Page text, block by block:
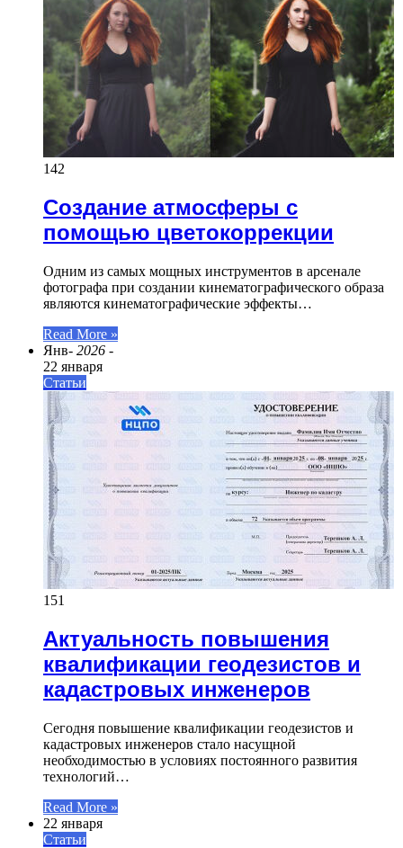
142
Создание атмосферы с
помощью цветокоррекции
Одним из самых мощных инструментов в арсенале
фотографа при создании кинематографического образа
являются кинематографические эффекты…
Read More »
Янв- 2026 -
22 января
Статьи
151
Актуальность повышения
квалификации геодезистов и
кадастровых инженеров
Сегодня повышение квалификации геодезистов и
кадастровых инженеров стало насущной
необходимостью в условиях постоянного развития
технологий…
Read More »
22 января
Статьи